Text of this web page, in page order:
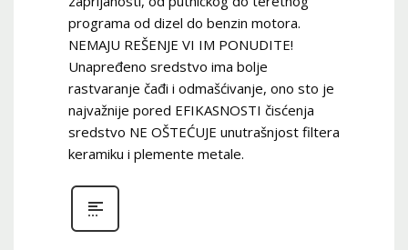
programa od dizel do benzin motora.
NEMAJU REŠENJE VI IM PONUDITE!
Unapređeno sredstvo ima bolje
rastvaranje čađi i odmašćivanje, ono sto je
najvažnije pored EFIKASNOSTI čisćenja
sredstvo NE OŠTEĆUJE unutrašnjost filtera
keramiku i plemente metale.